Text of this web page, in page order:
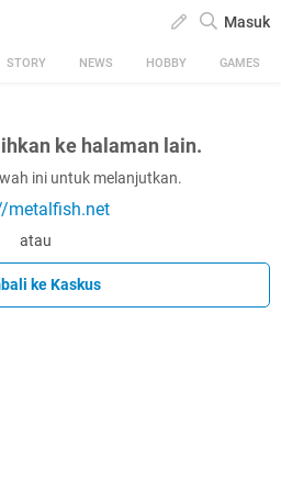
Masuk
STORY NEWS HOBBY GAMES
ke halaman lain.
ini untuk melanjutkan.
metalfish.net
atau
ke Kaskus